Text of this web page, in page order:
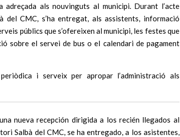
als nouvinguts al municipi. Durant l’acte
del CMC, s’ha entregat, als assistents, informació
públics que s’ofereixen al municipi, les festes que
sobre el servei de bus o el calendari de pagament
i serveix per apropar l’administració als
nueva recepción dirigida a los recién llegados al
Salbà del CMC, se ha entregado, a los asistentes,